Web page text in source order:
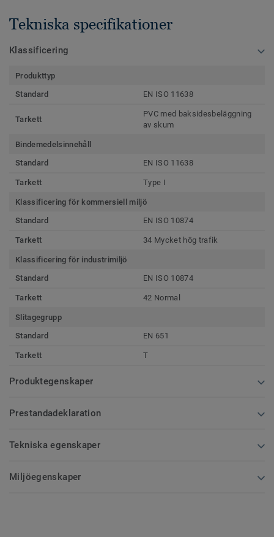
Tekniska specifikationer
Klassificering
Produkttyp
Standard
EN ISO 11638
Tarkett
PVC med baksidesbeläggning
av skum
Bindemedelsinnehåll
Standard
EN ISO 11638
Tarkett Type I
Klassificering för kommersiell miljö
Standard
EN ISO 10874
Tarkett 34 Mycket hög trafik
Klassificering för industrimiljö
Standard
EN ISO 10874
Tarkett 42 Normal
Slitagegrupp
Standard
EN 651
Tarkett T
Produktegenskaper
Prestandadeklaration
Tekniska egenskaper
Miljöegenskaper